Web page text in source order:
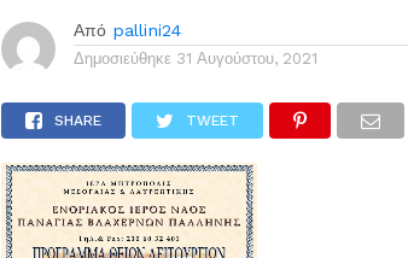
Από pallini24
Δημοσιεύθηκε 31 Αυγούστου, 2021
SHARE TWEET